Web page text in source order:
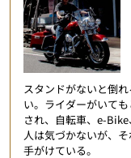
スタンドがないと倒
い。ライダーがいて
され、自転車、e-
人は気づかないが、
手がけている。